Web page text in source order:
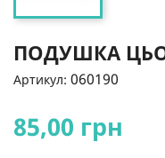
ПОДУШКА
Артикул: 060190
85,00 грн